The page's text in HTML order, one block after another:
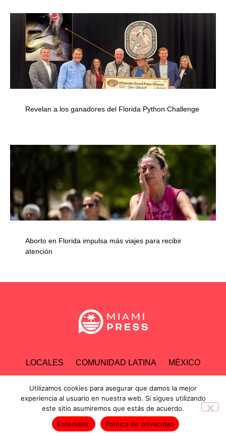
Revelan a los ganadores del Florida Python Challenge
Aborto en Florida impulsa más viajes para recibir
atención
LOCALES COMUNIDAD LATINA MÉXICO
ESPECTÁCULOS TECNOLOGÍA ECONOMÍA
INVESTIGACIONES
Derechos Reservados © 2026
Utilizamos cookies para asegurar que damos la mejor
experiencia al usuario en nuestra web. Si sigues utilizando
este sitio asumiremos que estás de acuerdo.
Entendido
Política de privacidad